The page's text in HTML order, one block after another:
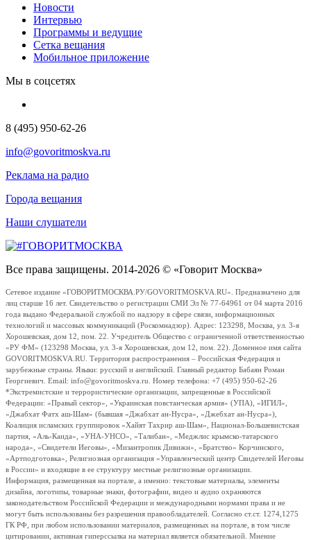
Новости
Интервью
Программы и ведущие
Сетка вещания
Мобильное приложение
Мы в соцсетях
8 (495) 950-62-26
info@govoritmoskva.ru
Реклама на радио
Города вещания
Наши слушатели
Все права защищены. 2014-2026 © «Говорит Москва»
Сетевое издание «ГОВОРИТМОСКВА.РУ/GOVORITMOSKVA.RU». Предназначено для
лиц старше 16 лет. Свидетельство о регистрации СМИ Эл № 77-64961 от 04 марта 2016
года выдано Федеральной службой по надзору в сфере связи, информационных
технологий и массовых коммуникаций (Роскомнадзор). Адрес: 123298, Москва, ул. 3-я
Хорошевская, дом 12, пом. 22. Учредитель Общество с ограниченной ответственностью
«РУ ФМ» (123298 Москва, ул. 3-я Хорошевская, дом 12, пом. 22). Доменное имя сайта
GOVORITMOSKVA.RU. Территория распространения – Российская Федерация и
зарубежные страны. Языки: русский и английский. Главный редактор Бабаян Роман
Георгиевич. Email: info@govoritmoskva.ru. Номер телефона: +7 (495) 950-62-26
*Экстремистские и террористические организации, запрещенные в Российской
Федерации: «Правый сектор», «Украинская повстанческая армия» (УПА), «ИГИЛ»,
«Джабхат Фатх аш-Шам» (бывшая «Джабхат ан-Нусра», «Джебхат ан-Нусра»),
Коалиция исламских группировок «Хайят Тахрир аш-Шам», Национал-Большевистская
партия, «Аль-Каида», «УНА-УНСО», «Талибан», «Меджлис крымско-татарского
народа», «Свидетели Иеговы», «Мизантропик Дивижн», «Братство» Корчинского,
«Артподготовка», Религиозная организация «Управленческий центр Свидетелей Иеговы
в России» и входящие в ее структуру местные религиозные организации.
Информация, размещенная на портале, а именно: текстовые материалы, элементы
дизайна, логотипы, товарные знаки, фотографии, видео и аудио охраняются
законодательством Российской Федерации и международными нормами права и не
могут быть использованы без разрешения правообладателей. Согласно ст.ст. 1274,1275
ГК РФ, при любом использовании материалов, размещенных на портале, в том числе
цитировании, активная гиперссылка на материал является обязательной. Мнение